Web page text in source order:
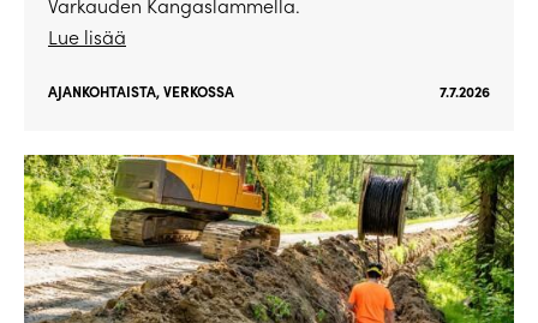
Varkauden Kangaslammella.
Lue lisää
AJANKOHTAISTA,VERKOSSA 7.7.2026